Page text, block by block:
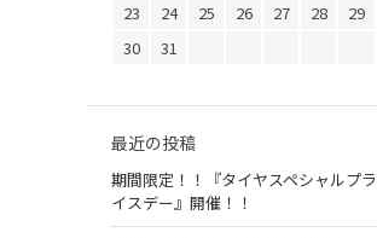
23
24 25 26 27 28
29
30
31
最近の投稿
期間限定！！『タイヤスペシャルプラ
イスデー』開催！！